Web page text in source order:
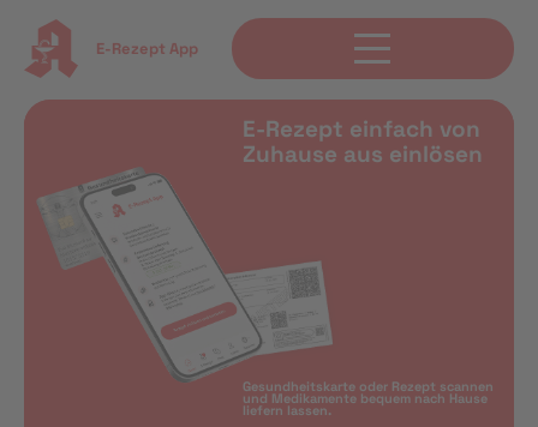
E-Rezept App
E-Rezept einfach von
Zuhause aus einlösen
Gesundheitskarte oder Rezept scannen
und Medikamente bequem nach Hause
liefern lassen.